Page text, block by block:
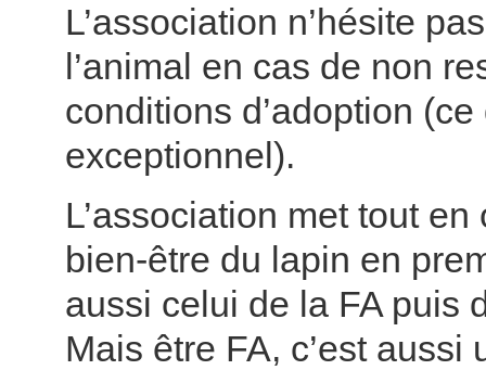
L’association n’hésite
l’animal en cas de non
conditions d’adoption
exceptionnel).
L’association met tout
bien-être du lapin en
aussi celui de la FA puis
Mais être FA, c’est aussi